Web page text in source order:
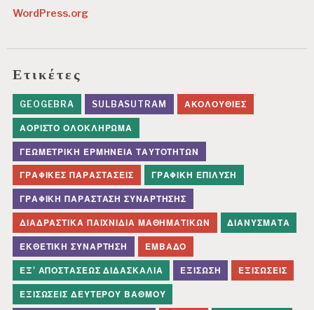
WordPress.org
Ετικέτες
GEOGEBRA SULBASUTRAM ΑΚΟΛΟΥΘΊΕΣ
ΑΌΡΙΣΤΟ ΟΛΟΚΛΉΡΩΜΑ
ΓΕΩΜΕΤΡΙΚΉ ΕΡΜΗΝΕΊΑ ΤΑΥΤΟΤΉΤΩΝ
ΓΡΑΦΙΚΈΣ ΠΑΡΑΣΤΆΣΕΙΣ ΓΡΑΦΙΚΉ ΕΠΊΛΥΣΗ
ΓΡΑΦΙΚΉ ΠΑΡΆΣΤΑΣΗ ΣΥΝΆΡΤΗΣΗΣ
ΔΙΑΔΡΑΣΤΙΚΆ ΠΑΙΧΝΊΔΙΑ ΜΑΘΗΜΑΤΙΚΏΝ ΔΙΑΝΎΣΜΑΤΑ
ΕΚΘΕΤΙΚΉ ΣΥΝΆΡΤΗΣΗ ΕΜΒΑΔΌ
ΕΞ' ΑΠΟΣΤΆΣΕΩΣ ΔΙΔΑΣΚΑΛΊΑ ΕΞΊΣΩΣΗ ΕΞΙΣΏΣΕΙΣ
ΕΞΙΣΏΣΕΙΣ ΔΕΎΤΕΡΟΥ ΒΑΘΜΟΎ